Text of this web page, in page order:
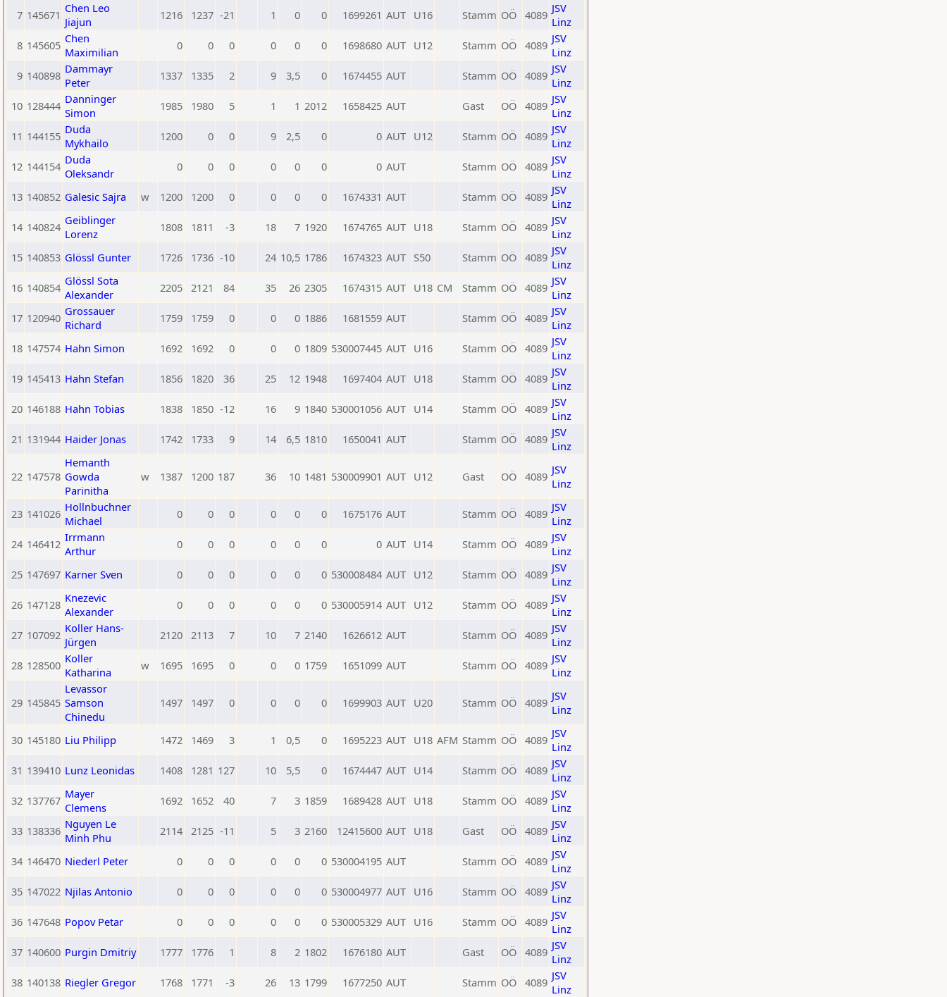
7 145671 Chen Leo
Jiajun
1216 1237 -21 1 0 0 1699261 AUT U16 Stamm OÖ 4089 JSV
Linz
8 145605 Chen
Maximilian
0 0 0 0 0 0 1698680 AUT U12 Stamm OÖ 4089 JSV
Linz
9 140898 Dammayr
Peter
1337 1335 2 9 3,5 0 1674455 AUT Stamm OÖ 4089 JSV
Linz
10 128444 Danninger
Simon
1985 1980 5 1 1 2012 1658425 AUT Gast OÖ 4089 JSV
Linz
11 144155 Duda
Mykhailo
1200 0 0 9 2,5 0 0 AUT U12 Stamm OÖ 4089 JSV
Linz
12 144154 Duda
Oleksandr
0 0 0 0 0 0 0 AUT Stamm OÖ 4089 JSV
Linz
13 140852 Galesic Sajra w 1200 1200 0 0 0 0 1674331 AUT Stamm OÖ 4089 JSV
Linz
14 140824 Geiblinger
Lorenz
1808 1811 -3 18 7 1920 1674765 AUT U18 Stamm OÖ 4089 JSV
Linz
15 140853 Glössl Gunter 1726 1736 -10 24 10,5 1786 1674323 AUT S50 Stamm OÖ 4089 JSV
Linz
16 140854 Glössl Sota
Alexander
2205 2121 84 35 26 2305 1674315 AUT U18 CM Stamm OÖ 4089 JSV
Linz
17 120940 Grossauer
Richard
1759 1759 0 0 0 1886 1681559 AUT Stamm OÖ 4089 JSV
Linz
18 147574 Hahn Simon 1692 1692 0 0 0 1809 530007445 AUT U16 Stamm OÖ 4089 JSV
Linz
19 145413 Hahn Stefan 1856 1820 36 25 12 1948 1697404 AUT U18 Stamm OÖ 4089 JSV
Linz
20 146188 Hahn Tobias 1838 1850 -12 16 9 1840 530001056 AUT U14 Stamm OÖ 4089 JSV
Linz
21 131944 Haider Jonas 1742 1733 9 14 6,5 1810 1650041 AUT Stamm OÖ 4089 JSV
Linz
22 147578
Hemanth
Gowda
Parinitha
w 1387 1200 187 36 10 1481 530009901 AUT U12 Gast OÖ 4089 JSV
Linz
23 141026 Hollnbuchner
Michael
0 0 0 0 0 0 1675176 AUT Stamm OÖ 4089 JSV
Linz
24 146412 Irrmann
Arthur
0 0 0 0 0 0 0 AUT U14 Stamm OÖ 4089 JSV
Linz
25 147697 Karner Sven 0 0 0 0 0 0 530008484 AUT U12 Stamm OÖ 4089 JSV
Linz
26 147128 Knezevic
Alexander
0 0 0 0 0 0 530005914 AUT U12 Stamm OÖ 4089 JSV
Linz
27 107092 Koller Hans-
Jürgen
2120 2113 7 10 7 2140 1626612 AUT Stamm OÖ 4089 JSV
Linz
28 128500 Koller
Katharina
w 1695 1695 0 0 0 1759 1651099 AUT Stamm OÖ 4089 JSV
Linz
29 145845
Levassor
Samson
Chinedu
1497 1497 0 0 0 0 1699903 AUT U20 Stamm OÖ 4089 JSV
Linz
30 145180 Liu Philipp 1472 1469 3 1 0,5 0 1695223 AUT U18 AFM Stamm OÖ 4089 JSV
Linz
31 139410 Lunz Leonidas 1408 1281 127 10 5,5 0 1674447 AUT U14 Stamm OÖ 4089 JSV
Linz
32 137767 Mayer
Clemens
1692 1652 40 7 3 1859 1689428 AUT U18 Stamm OÖ 4089 JSV
Linz
33 138336 Nguyen Le
Minh Phu
2114 2125 -11 5 3 2160 12415600 AUT U18 Gast OÖ 4089 JSV
Linz
34 146470 Niederl Peter 0 0 0 0 0 0 530004195 AUT Stamm OÖ 4089 JSV
Linz
35 147022 Njilas Antonio 0 0 0 0 0 0 530004977 AUT U16 Stamm OÖ 4089 JSV
Linz
36 147648 Popov Petar 0 0 0 0 0 0 530005329 AUT U16 Stamm OÖ 4089 JSV
Linz
37 140600 Purgin Dmitriy 1777 1776 1 8 2 1802 1676180 AUT Gast OÖ 4089 JSV
Linz
38 140138 Riegler Gregor 1768 1771 -3 26 13 1799 1677250 AUT Stamm OÖ 4089 JSV
Linz